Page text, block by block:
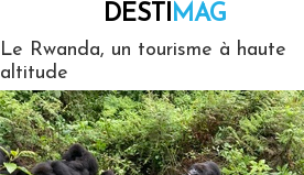
DESTIMAG
Le Rwanda, un tourisme à haute
altitude